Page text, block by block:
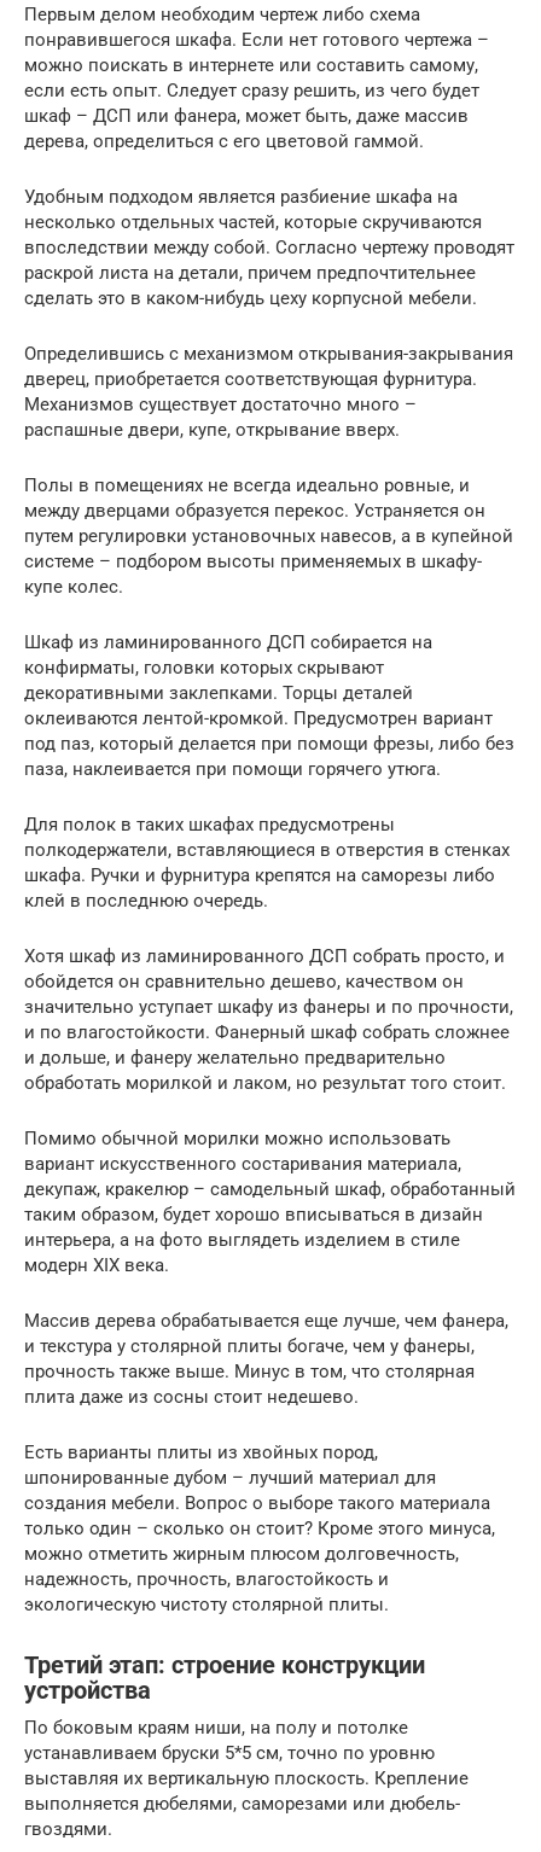
Первым делом необходим чертеж либо схема
понравившегося шкафа. Если нет готового чертежа –
можно поискать в интернете или составить самому,
если есть опыт. Следует сразу решить, из чего будет
шкаф – ДСП или фанера, может быть, даже массив
дерева, определиться с его цветовой гаммой.
Удобным подходом является разбиение шкафа на
несколько отдельных частей, которые скручиваются
впоследствии между собой. Согласно чертежу проводят
раскрой листа на детали, причем предпочтительнее
сделать это в каком-нибудь цеху корпусной мебели.
Определившись с механизмом открывания-закрывания
дверец, приобретается соответствующая фурнитура.
Механизмов существует достаточно много –
распашные двери, купе, открывание вверх.
Полы в помещениях не всегда идеально ровные, и
между дверцами образуется перекос. Устраняется он
путем регулировки установочных навесов, а в купейной
системе – подбором высоты применяемых в шкафу-
купе колес.
Шкаф из ламинированного ДСП собирается на
конфирматы, головки которых скрывают
декоративными заклепками. Торцы деталей
оклеиваются лентой-кромкой. Предусмотрен вариант
под паз, который делается при помощи фрезы, либо без
паза, наклеивается при помощи горячего утюга.
Для полок в таких шкафах предусмотрены
полкодержатели, вставляющиеся в отверстия в стенках
шкафа. Ручки и фурнитура крепятся на саморезы либо
клей в последнюю очередь.
Хотя шкаф из ламинированного ДСП собрать просто, и
обойдется он сравнительно дешево, качеством он
значительно уступает шкафу из фанеры и по прочности,
и по влагостойкости. Фанерный шкаф собрать сложнее
и дольше, и фанеру желательно предварительно
обработать морилкой и лаком, но результат того стоит.
Помимо обычной морилки можно использовать
вариант искусственного состаривания материала,
декупаж, кракелюр – самодельный шкаф, обработанный
таким образом, будет хорошо вписываться в дизайн
интерьера, а на фото выглядеть изделием в стиле
модерн XIX века.
Массив дерева обрабатывается еще лучше, чем фанера,
и текстура у столярной плиты богаче, чем у фанеры,
прочность также выше. Минус в том, что столярная
плита даже из сосны стоит недешево.
Есть варианты плиты из хвойных пород,
шпонированные дубом – лучший материал для
создания мебели. Вопрос о выборе такого материала
только один – сколько он стоит? Кроме этого минуса,
можно отметить жирным плюсом долговечность,
надежность, прочность, влагостойкость и
экологическую чистоту столярной плиты.
Третий этап: строение конструкции
устройства
По боковым краям ниши, на полу и потолке
устанавливаем бруски 5*5 см, точно по уровню
выставляя их вертикальную плоскость. Крепление
выполняется дюбелями, саморезами или дюбель-
гвоздями.